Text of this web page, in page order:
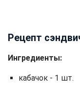
Рецепт
Ингредиенты:
кабачок - 1 шт.